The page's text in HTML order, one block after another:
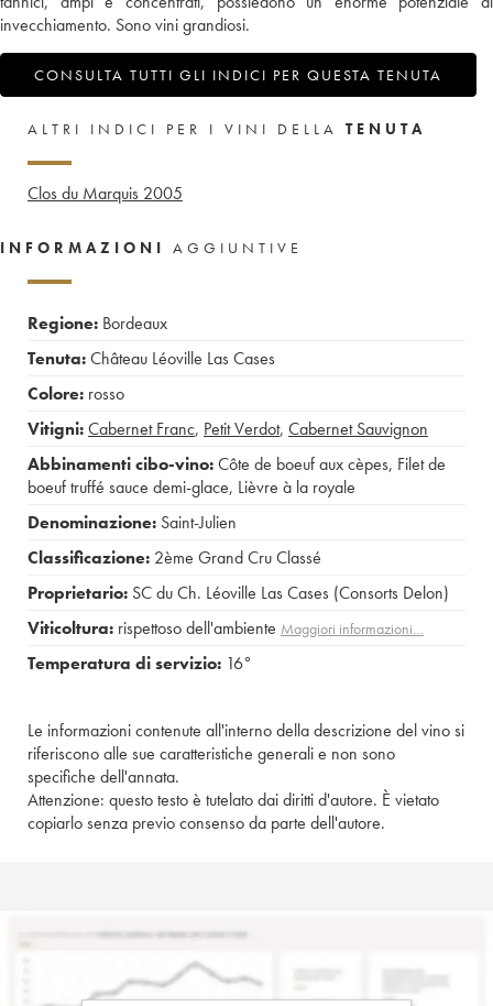
invecchiamento. Sono vini grandiosi.
CONSULTA TUTTI GLI INDICI PER QUESTA TENUTA
ALTRI INDICI PER I VINI DELLA TENUTA
Clos du Marquis 2005
INFORMAZIONI AGGIUNTIVE
Regione: Bordeaux
Tenuta:Château Léoville Las Cases
Colore: rosso
Vitigni:Cabernet Franc, Petit Verdot, Cabernet Sauvignon
Abbinamenti cibo-vino:Côte de boeuf aux cèpes, Filet de
boeuf truffé sauce demi-glace, Lièvre à la royale
Denominazione: Saint-Julien
Classificazione: 2ème Grand Cru Classé
Proprietario: SC du Ch. Léoville Las Cases (Consorts Delon)
Viticoltura: rispettoso dell'ambiente Maggiori informazioni…
Temperatura di servizio: 16°
Le informazioni contenute all'interno della descrizione del vino si
riferiscono alle sue caratteristiche generali e non sono
specifiche dell'annata.
Attenzione: questo testo è tutelato dai diritti d'autore. È vietato
copiarlo senza previo consenso da parte dell'autore.